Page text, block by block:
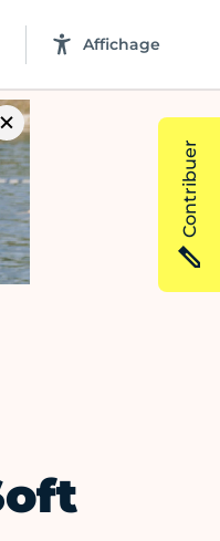
Affichage
Contribuer